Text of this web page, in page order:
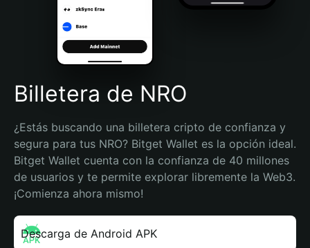
Português (Brasil)
Español (Argentina)
Billetera de NRO
¿Estás buscando una billetera cripto de confianza y
segura para tus NRO? Bitget Wallet es la opción ideal.
Bitget Wallet cuenta con la confianza de 40 millones
de usuarios y te permite explorar libremente la Web3.
¡Comienza ahora mismo!
Descarga de Android APK